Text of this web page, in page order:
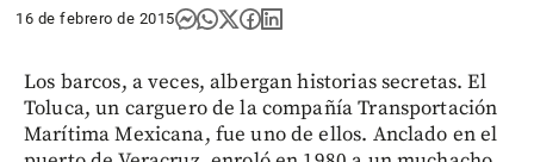
16 de febrero de 2015
Los barcos, a veces, albergan historias secretas. El
Toluca, un carguero de la compañía Transportación
Marítima Mexicana, fue uno de ellos. Anclado en el